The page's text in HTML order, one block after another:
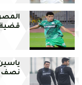
قضية
نصف